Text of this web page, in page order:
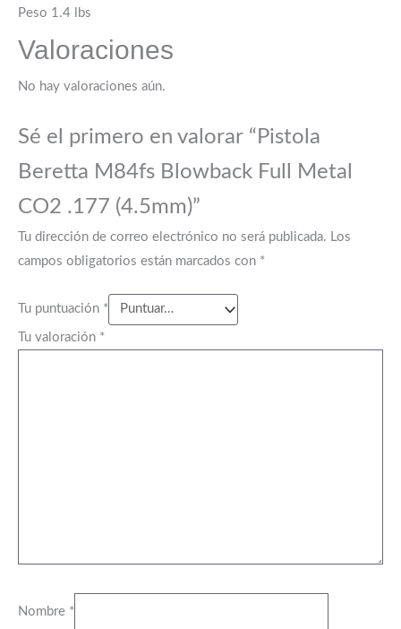
Peso 1.4 lbs
Valoraciones
No hay valoraciones aún.
Sé el primero en valorar “Pistola
Beretta M84fs Blowback Full Metal
CO2 .177 (4.5mm)”
Tu dirección de correo electrónico no será publicada. Los
campos obligatorios están marcados con *
Tu puntuación *
Tu valoración *
Nombre *